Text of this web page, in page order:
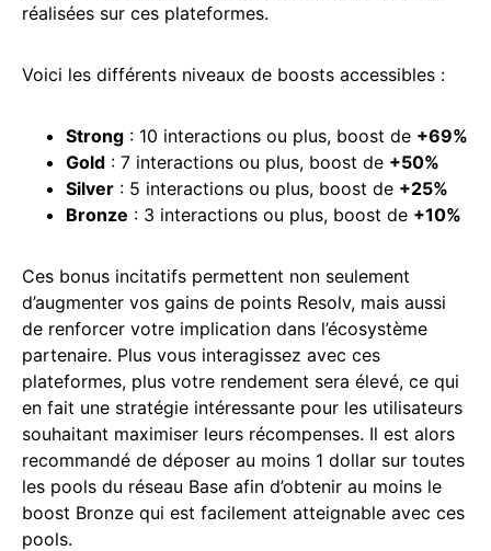
réalisées sur ces plateformes.
Voici les différents niveaux de boosts accessibles :
Strong : 10 interactions ou plus, boost de +69%
Gold : 7 interactions ou plus, boost de +50%
Silver : 5 interactions ou plus, boost de +25%
Bronze : 3 interactions ou plus, boost de +10%
Ces bonus incitatifs permettent non seulement
d’augmenter vos gains de points Resolv, mais aussi
de renforcer votre implication dans l’écosystème
partenaire. Plus vous interagissez avec ces
plateformes, plus votre rendement sera élevé, ce qui
en fait une stratégie intéressante pour les utilisateurs
souhaitant maximiser leurs récompenses. Il est alors
recommandé de déposer au moins 1 dollar sur toutes
les pools du réseau Base afin d’obtenir au moins le
boost Bronze qui est facilement atteignable avec ces
pools.